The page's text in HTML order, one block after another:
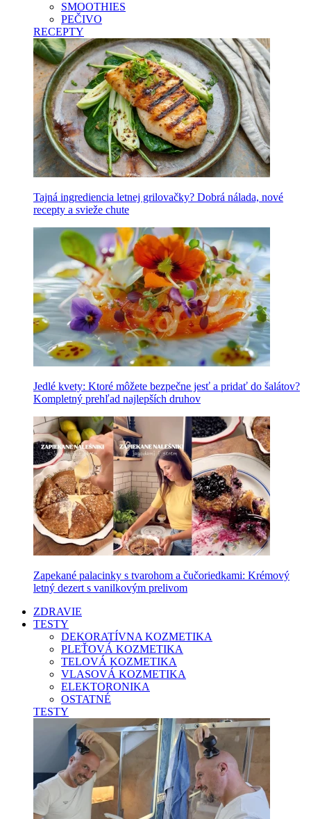
SMOOTHIES
PEČIVO
RECEPTY
Tajná ingrediencia letnej grilovačky? Dobrá nálada, nové
recepty a svieže chute
Jedlé kvety: Ktoré môžete bezpečne jesť a pridať do šalátov?
Kompletný prehľad najlepších druhov
Zapekané palacinky s tvarohom a čučoriedkami: Krémový
letný dezert s vanilkovým prelivom
ZDRAVIE
TESTY
DEKORATÍVNA KOZMETIKA
PLEŤOVÁ KOZMETIKA
TELOVÁ KOZMETIKA
VLASOVÁ KOZMETIKA
ELEKTORONIKA
OSTATNÉ
TESTY